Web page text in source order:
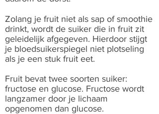
Zolang je fruit niet als sap of smoothie
drinkt, wordt de suiker die in fruit zit
geleidelijk afgegeven. Hierdoor stijgt
je bloedsuikerspiegel niet plotseling
als je een stuk fruit eet.
Fruit bevat twee soorten suiker:
fructose en glucose. Fructose wordt
langzamer door je lichaam
opgenomen dan glucose.